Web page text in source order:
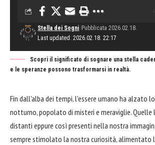
Last updated: 2026.02.18. 22:17
Stella dei Sogni Pubblicata 2026.02.18.
Scopri il significato di sognare una stella
e le speranze possono trasformarsi in realtà.
Fin dall'alba dei tempi, l'essere umano ha alzato
notturno, popolato di misteri e meraviglie.
distanti eppure così presenti nella nostra
sempre stimolato la nostra curiosità, alimentato